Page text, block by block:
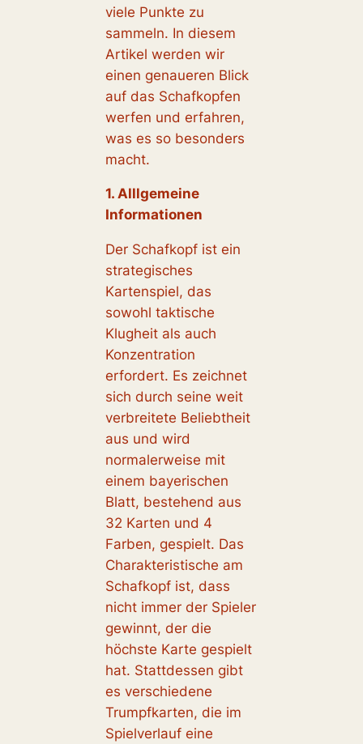
viele Punkte zu
sammeln. In diesem
Artikel werden wir
einen genaueren Blick
auf das Schafkopfen
werfen und erfahren,
was es so besonders
macht.
1. Alllgemeine
Informationen
Der Schafkopf ist ein
strategisches
Kartenspiel, das
sowohl taktische
Klugheit als auch
Konzentration
erfordert. Es zeichnet
sich durch seine weit
verbreitete Beliebtheit
aus und wird
normalerweise mit
einem bayerischen
Blatt, bestehend aus
32 Karten und 4
Farben, gespielt. Das
Charakteristische am
Schafkopf ist, dass
nicht immer der Spieler
gewinnt, der die
höchste Karte gespielt
hat. Stattdessen gibt
es verschiedene
Trumpfkarten, die im
Spielverlauf eine